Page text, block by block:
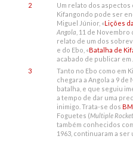
2
Um relato dos
Kifangondo pode ser
Miguel Júnior, «Lições
Angola , 11 de
relato de um dos
e do Ebo, «Batalha de
acabado de publicar em
3
Tanto no Ebo como em
chegara a Angola a 9
batalha, e que seguiu
a tempo de dar uma
inimigo. Trata-se dos
Foguetes (Multiple
também conhecidos
1963, continuaram a ser